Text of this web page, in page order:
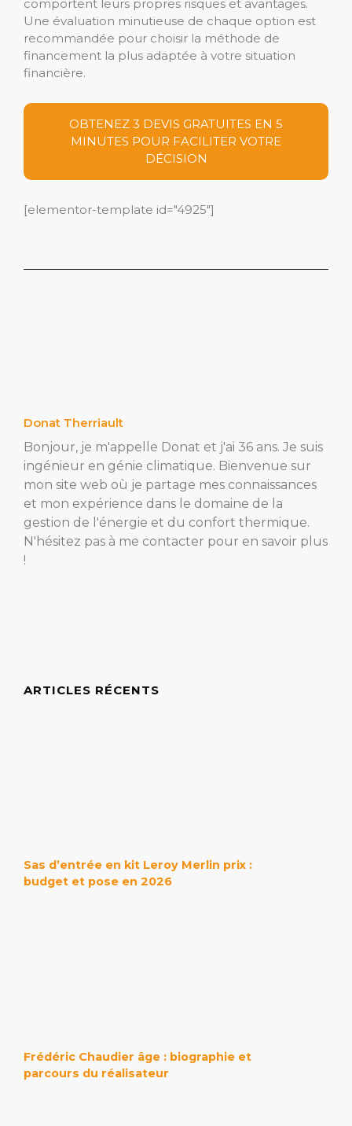
comportent leurs propres risques et avantages.
Une évaluation minutieuse de chaque option est
recommandée pour choisir la méthode de
financement la plus adaptée à votre situation
financière.
OBTENEZ 3 DEVIS GRATUITES EN 5
MINUTES POUR FACILITER VOTRE
DÉCISION
[elementor-template id="4925"]
Donat Therriault
Bonjour, je m'appelle Donat et j'ai 36 ans. Je suis
ingénieur en génie climatique. Bienvenue sur
mon site web où je partage mes connaissances
et mon expérience dans le domaine de la
gestion de l'énergie et du confort thermique.
N'hésitez pas à me contacter pour en savoir plus
!
ARTICLES RÉCENTS
Sas d’entrée en kit Leroy Merlin prix :
budget et pose en 2026
Frédéric Chaudier âge : biographie et
parcours du réalisateur